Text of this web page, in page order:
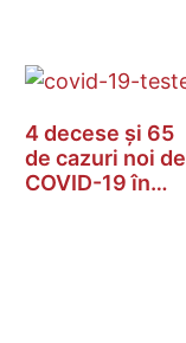
4 decese și 65
de cazuri noi de
COVID-19 în